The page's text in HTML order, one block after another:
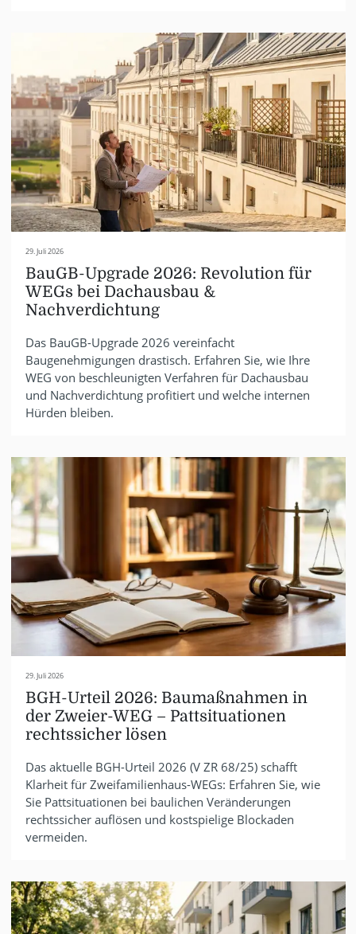
29. Juli 2026
BauGB-Upgrade 2026: Revolution für
WEGs bei Dachausbau &
Nachverdichtung
Das BauGB-Upgrade 2026 vereinfacht
Baugenehmigungen drastisch. Erfahren Sie, wie Ihre
WEG von beschleunigten Verfahren für Dachausbau
und Nachverdichtung profitiert und welche internen
Hürden bleiben.
29. Juli 2026
BGH-Urteil 2026: Baumaßnahmen in
der Zweier-WEG – Pattsituationen
rechtssicher lösen
Das aktuelle BGH-Urteil 2026 (V ZR 68/25) schafft
Klarheit für Zweifamilienhaus-WEGs: Erfahren Sie, wie
Sie Pattsituationen bei baulichen Veränderungen
rechtssicher auflösen und kostspielige Blockaden
vermeiden.